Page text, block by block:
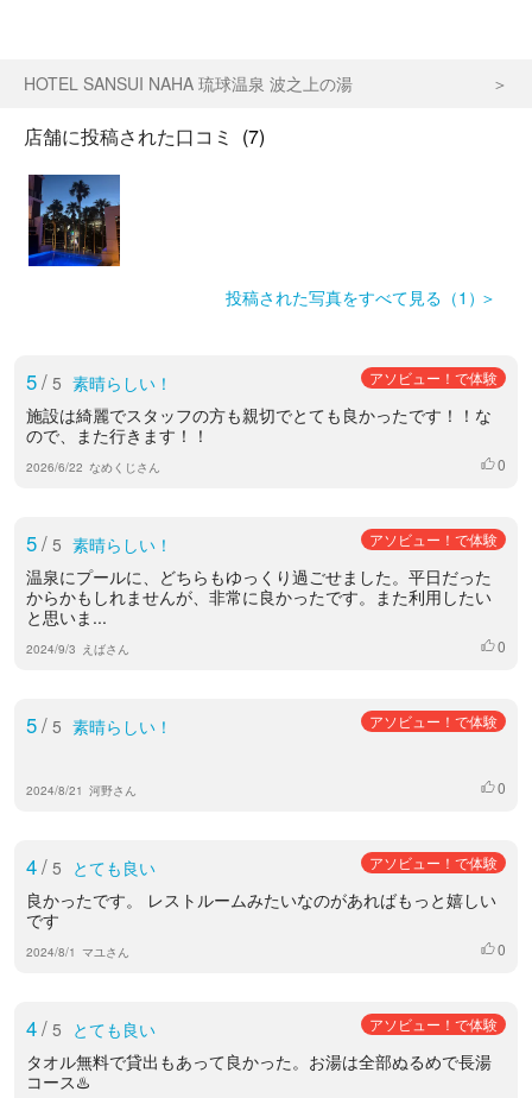
HOTEL SANSUI NAHA 琉球温泉 波之上の湯
店舗に投稿された口コミ (7)
投稿された写真をすべて見る（1）
5/ 5 素晴らしい！ アソビュー！で体験
施設は綺麗でスタッフの方も親切でとても良かったです！！な
ので、また行きます！！
2026/6/22 なめくじさん いいね
0
5/ 5 素晴らしい！ アソビュー！で体験
温泉にプールに、どちらもゆっくり過ごせました。平日だった
からかもしれませんが、非常に良かったです。また利用したい
と思いま...
2024/9/3 えばさん いいね
0
5/ 5 素晴らしい！ アソビュー！で体験
2024/8/21 河野さん いいね
0
4/ 5 とても良い アソビュー！で体験
良かったです。 レストルームみたいなのがあればもっと嬉しい
です
2024/8/1 マユさん いいね
0
4/ 5 とても良い アソビュー！で体験
タオル無料で貸出もあって良かった。お湯は全部ぬるめで長湯
コース♨️